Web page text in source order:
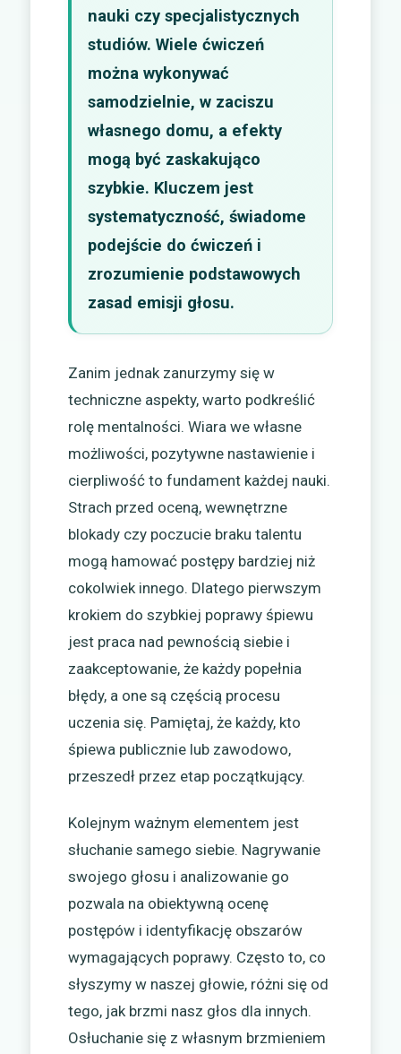
nauki czy specjalistycznych
studiów. Wiele ćwiczeń
można wykonywać
samodzielnie, w zaciszu
własnego domu, a efekty
mogą być zaskakująco
szybkie. Kluczem jest
systematyczność, świadome
podejście do ćwiczeń i
zrozumienie podstawowych
zasad emisji głosu.
Zanim jednak zanurzymy się w
techniczne aspekty, warto podkreślić
rolę mentalności. Wiara we własne
możliwości, pozytywne nastawienie i
cierpliwość to fundament każdej nauki.
Strach przed oceną, wewnętrzne
blokady czy poczucie braku talentu
mogą hamować postępy bardziej niż
cokolwiek innego. Dlatego pierwszym
krokiem do szybkiej poprawy śpiewu
jest praca nad pewnością siebie i
zaakceptowanie, że każdy popełnia
błędy, a one są częścią procesu
uczenia się. Pamiętaj, że każdy, kto
śpiewa publicznie lub zawodowo,
przeszedł przez etap początkujący.
Kolejnym ważnym elementem jest
słuchanie samego siebie. Nagrywanie
swojego głosu i analizowanie go
pozwala na obiektywną ocenę
postępów i identyfikację obszarów
wymagających poprawy. Często to, co
słyszymy w naszej głowie, różni się od
tego, jak brzmi nasz głos dla innych.
Osłuchanie się z własnym brzmieniem